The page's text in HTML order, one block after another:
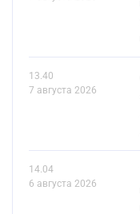
13.40
7 августа 2026
14.04
6 августа 2026